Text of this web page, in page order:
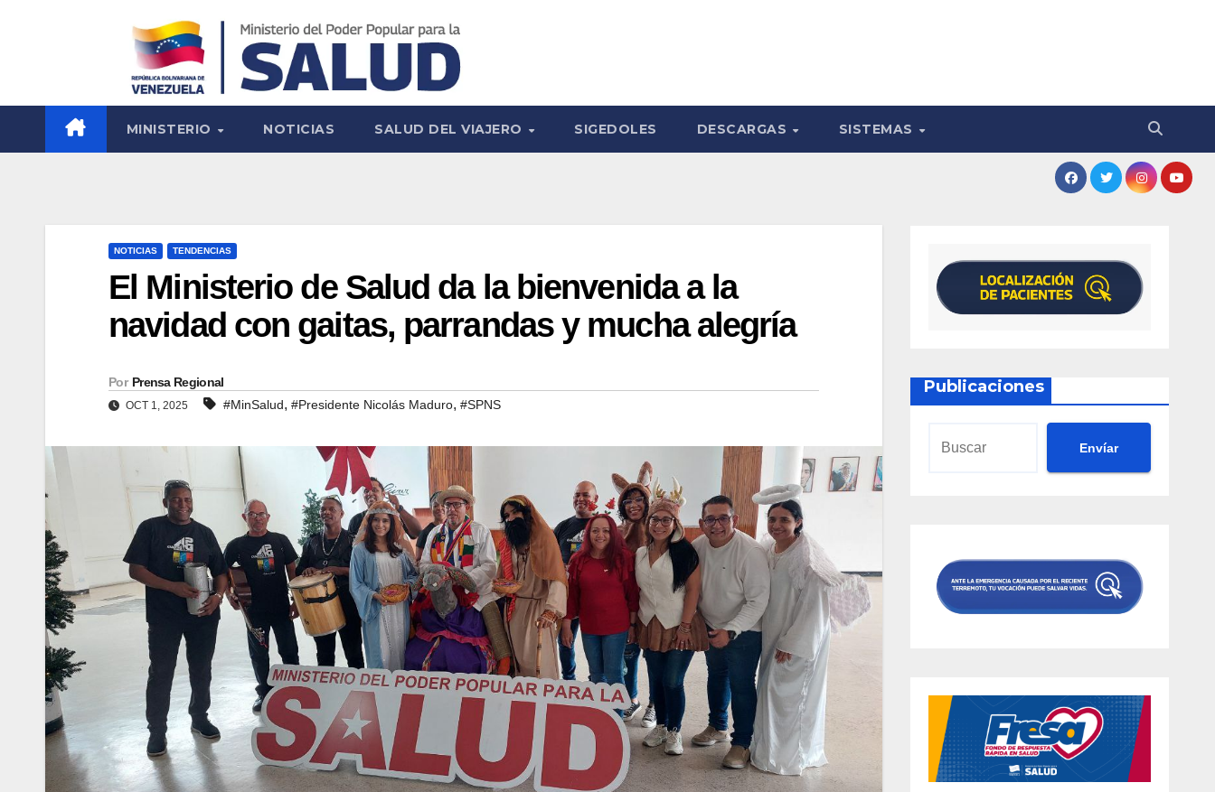
MINISTERIO NOTICIAS SALUD DEL VIAJERO SIGEDOLES DESCARGAS SISTEMAS
NOTICIAS TENDENCIAS
El Ministerio de Salud da la bienvenida a la
navidad con gaitas, parrandas y mucha alegría
Por Prensa Regional
OCT 1, 2025 #MinSalud, #Presidente Nicolás Maduro, #SPNS
Publicaciones
Envíar